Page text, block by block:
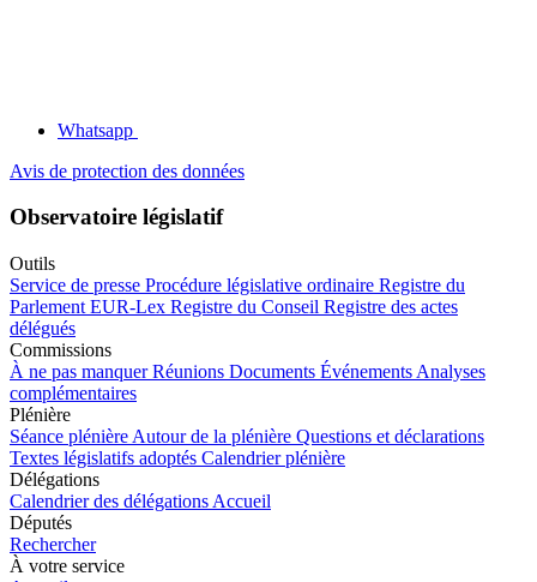
Whatsapp
Avis de protection des données
Observatoire législatif
Outils
Service de presse Procédure législative ordinaire Registre du
Parlement EUR-Lex Registre du Conseil Registre des actes
délégués
Commissions
À ne pas manquer Réunions Documents Événements Analyses
complémentaires
Plénière
Séance plénière Autour de la plénière Questions et déclarations
Textes législatifs adoptés Calendrier plénière
Délégations
Calendrier des délégations Accueil
Députés
Rechercher
À votre service